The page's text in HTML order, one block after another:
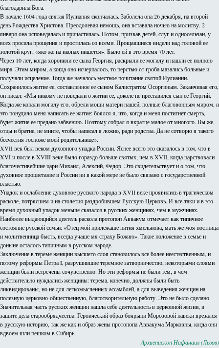
благодарила Бога.
В начале 1604 года святая Иулиания скончалась. Заболела она 26 декабря, на второй
день Рождества Христова. Преодолевая немощь, она вставала ночью на молитву. 2
января она исповедалась и причастилась. Потом, призвав детей, слуг и односельчан, у
всех просила прощения и простилась со всеми. Прощавшиеся видели над головой ее
золотой круг, «яко же на иконах пишется». Было ей в это время 70 лет.
Через 10 лет, когда хоронили ее сына Георгия, раскрыли ее могилу и нашли ее полною
мира. Этим миром, а когда оно исчерпалось, то перстью от гроба мазались больные и
получали исцеление. Тогда же началось местное почитание святой Иулиании.
Сохранилось житие ее, составленное ее сыном Калистратом Осоргиным. Заканчивая его,
он писал: «Мы никому не поведали о житии ее, доколе не преставился сын ее Георгий.
Когда же копали могилу его, обрели мощи матери нашей, полные благовонным миром, и
это понудило меня написать ее житие: боялся я, что, когда и меня постигнет смерть,
будет житие ее предано забвению. Поэтому собрал я вкратце малое от многого. Вы же,
отцы и братие, не мните, чтобы написал я ложно, ради родства. Да не сотворю я такого
бесчестия госпоже моей родительнице».
XVII век был веком духовного упадка России. Яснее всего это сказалось в том, что в
XVI и после в XVIII веке было гораздо больше святых, чем в XVII, когда царствовали
благочестивейшие цари Михаил, Алексий, Федор. Это свидетельствует и о том, что
духовное процветание в России ни в какой мере не было связано с государственной
властью.
Упадок и ослабление духовное русского народа в XVII веке проявились в трагическом
расколе, потрясшем и на столетия раздробившем Русскую Церковь. И все-таки и в это
время духовный упадок меньше сказался в русских женщинах, чем в мужчинах.
Наиболее выдающийся деятель раскола протопоп Аввакум отмечает как типичное
состояние русской семьи: «Отец мой прилежаше пития хмельнова, мать же моя постница
и молитвенница бысть, всегда учаше мя страху Божию». Такое положение в семье и
доныне осталось типичным в русском народе.
Заключение в тереме женщин высшего слоя становилось все более неестественным, и
потому реформы Петра I, разрушившие теремное затворничество, некоторыми слоями
женщин были встречены сочувственно. Но эти реформы не были тем, в чем
действительно нуждались женщины: терема, конечно, должны были быть
ликвидированы, но не для легкомысленных ассамблей, а для выведения женщин на
полезную церковно-общественную, благотворительную работу. Это не было сделано.
Значительная часть русских женщин нашла себе деятельность в церковной жизни, в
защите дела старообрядчества. Героический образ боярыни Морозовой навеки врезался
в русскую историю, так же как и образ жены протопопа Аввакума Марковны, когда они
вдвоем шли пешком в Сибирь.
Архиепископ Нафанаил (Львов)